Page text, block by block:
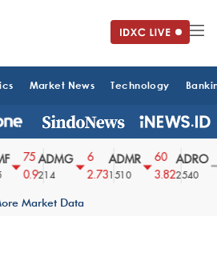
Market News Technology
75
0.9
ADMG
214
6
2.73
ADMR
1510
60
3.82
ADRO
2540
Market Data